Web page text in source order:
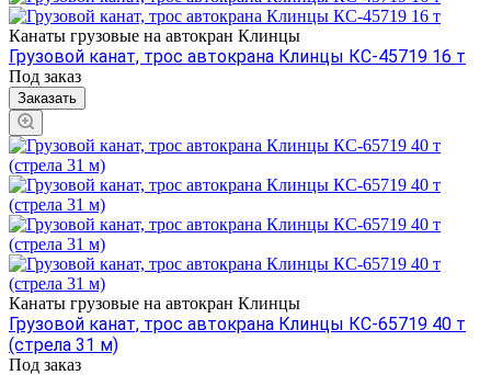
Канаты грузовые на автокран Клинцы
Грузовой канат, трос автокрана Клинцы КС-45719 16 т
Под заказ
Заказать
Канаты грузовые на автокран Клинцы
Грузовой канат, трос автокрана Клинцы КС-65719 40 т
(стрела 31 м)
Под заказ